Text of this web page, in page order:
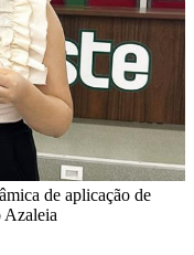
de aplicação de
Azaleia